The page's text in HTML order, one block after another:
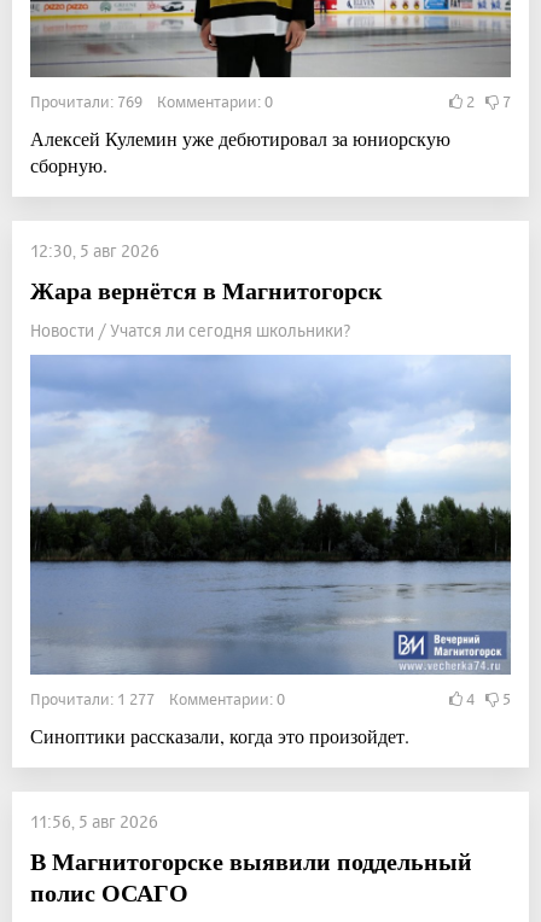
Прочитали: 769 Комментарии: 0 2 7
Алексей Кулемин уже дебютировал за юниорскую
сборную.
12:30, 5 авг 2026
Жара вернётся в Магнитогорск
Новости / Учатся ли сегодня школьники?
Прочитали: 1 277 Комментарии: 0 4 5
Синоптики рассказали, когда это произойдет.
11:56, 5 авг 2026
В Магнитогорске выявили поддельный
полис ОСАГО